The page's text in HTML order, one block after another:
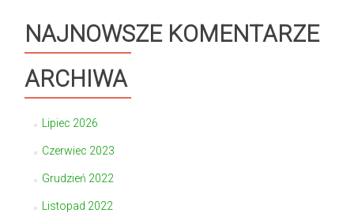
NAJNOWSZE KOMENTARZE
ARCHIWA
Lipiec 2026
Czerwiec 2023
Grudzień 2022
Listopad 2022